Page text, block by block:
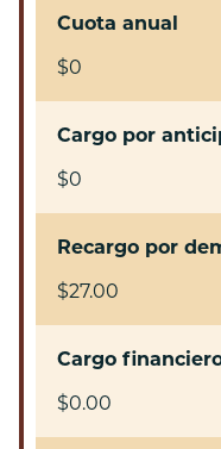
Cuota anual
$0
Cargo por
$0
Recargo por
$27.00
Cargo
$0.00